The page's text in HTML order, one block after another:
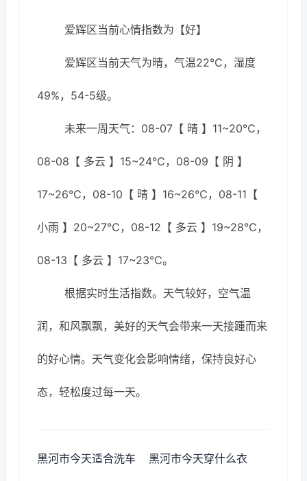
爱辉区当前心情指数为【好】
爱辉区当前天气为晴，气温22℃，湿度
49%，54-5级。
未来一周天气：08-07【 晴 】11~20℃，
08-08【 多云 】15~24℃，08-09【 阴 】
17~26℃，08-10【 晴 】16~26℃，08-11【
小雨 】20~27℃，08-12【 多云 】19~28℃，
08-13【 多云 】17~23℃。
根据实时生活指数。天气较好，空气温
润，和风飘飘，美好的天气会带来一天接踵而来
的好心情。天气变化会影响情绪，保持良好心
态，轻松度过每一天。
黑河市今天适合洗车 黑河市今天穿什么衣